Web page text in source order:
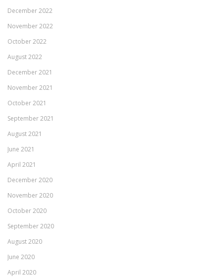
December 2022
November 2022
October 2022
August 2022
December 2021
November 2021
October 2021
September 2021
August 2021
June 2021
April 2021
December 2020
November 2020
October 2020
September 2020
August 2020
June 2020
April 2020